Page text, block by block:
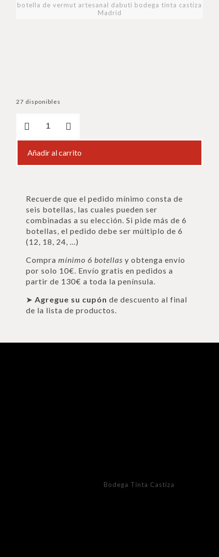
botella de vermut artesanal dabuti bodega tinta castiza
Madrid
27 disponibles
Añadir al carrito
Recuerde que el pedido mínimo consta de
seis botellas, las cuales pueden ser
combinadas a su elección. Si pide más de 6
botellas, el pedido debe ser múltiplo de 6
(12, 18, 24, ...)
Compra mínimo 6 botellas y obtenga envío
por solo 10€. Envío gratis en pedidos a
partir de 130€ a toda la península.
➤ Agregue su cupón de descuento al final
de la lista de productos.
Bodega Tinta Castiza